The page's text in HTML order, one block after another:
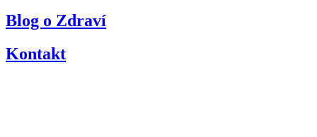
Blog o Zdraví
Kontakt